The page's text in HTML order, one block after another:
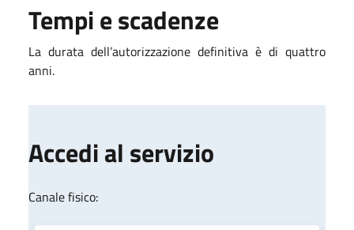
Tempi e scadenze
La durata dell’autorizzazione definitiva è di quattro
anni.
Accedi al servizio
Canale fisico: